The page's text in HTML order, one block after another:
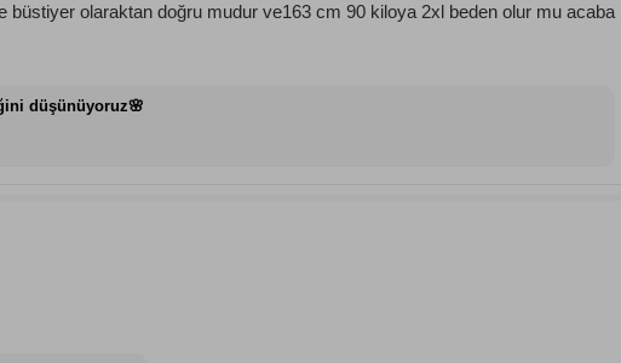
büstiyer olaraktan doğru mudur ve163 cm 90 kiloya 2xl beden olur mu acaba
düşünüyoruz🌸